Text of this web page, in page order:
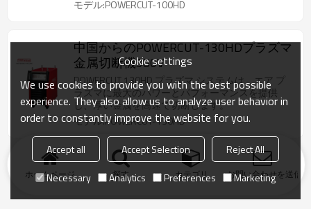
モデル:POWERCUT-100HD
中国からのPOWERCUT-130HDプラズマ
金属切断機380V
POWERCUT 130HD プラズマ システムは、エア プ
ラズマに最大のパワーとパフォーマンスを提供
し、厚い金属を高速で切断します。
モデル:POWERCUT-130HD
ホームページ 探す カテゴリ お問い合わせを送信
Cookie settings
We use cookies to provide you with the best possible
experience. They also allow us to analyze user behavior in
order to constantly improve the website for you.
Accept all Accept Selection
Reject All
Necessary
Analytics Preferences Marketing